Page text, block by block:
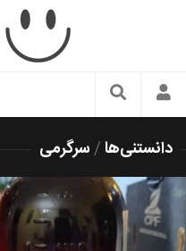
سبک زندگی
زیبایی و آرایش
شیک پوشی
دانستنی‌ها/سرگرمی